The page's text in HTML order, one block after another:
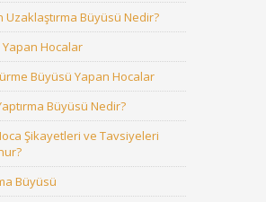
Uzaklaştırma Büyüsü Nedir?
Hocalar
Büyüsü Yapan Hocalar
Büyüsü Nedir?
Şikayetleri ve Tavsiyeleri
Büyüsü